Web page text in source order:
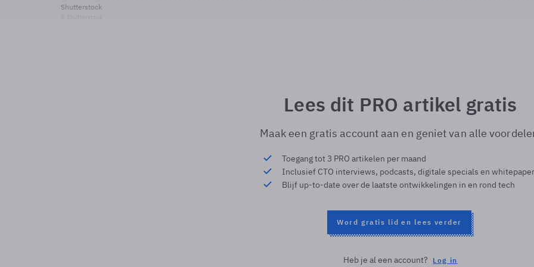
Shutterstock
Lees dit PRO artikel gratis
Maak een gratis account aan en geniet van alle
Toegang tot 3 PRO artikelen per maand
Inclusief CTO interviews, podcasts, digitale specials en
Blijf up-to-date over de laatste ontwikkelingen in en rond tech
Word gratis lid en lees verder
Heb je al een account? Log in